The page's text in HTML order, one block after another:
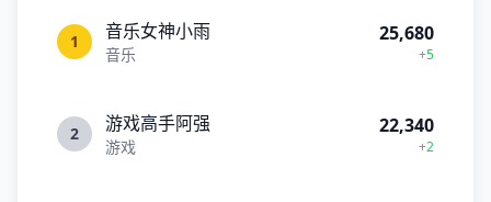
1 音乐女神小雨
音乐
25,680
+5
2 游戏高手阿强
游戏
22,340
+2